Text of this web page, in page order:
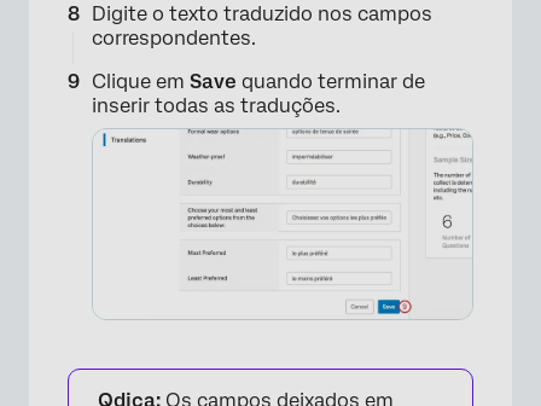
×
Digite o texto traduzido nos campos
correspondentes.
Clique em Save quando terminar de
inserir todas as traduções.
Qdica: Os campos deixados em